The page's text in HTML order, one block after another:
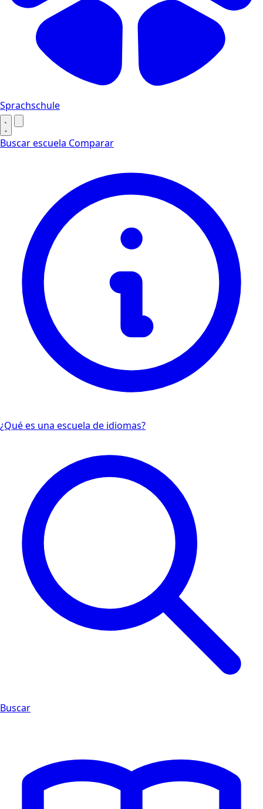
Sprachschule
Buscar escuela Comparar
¿Qué es una escuela de idiomas?
Buscar